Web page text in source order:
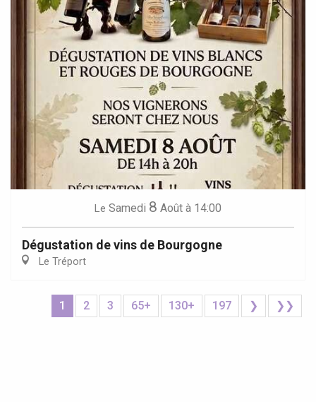
Le Samedi 8 Août à 14:00
Dégustation de vins de Bourgogne
Le Tréport
1 2 3 65+ 130+ 197 ❯ ❯❯